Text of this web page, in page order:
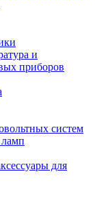
и
приборов
систем
для